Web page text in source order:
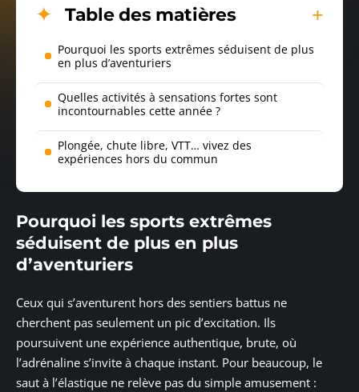
Table des matières
Pourquoi les sports extrêmes séduisent de plus
en plus d’aventuriers
Quelles activités à sensations fortes sont
incontournables cette année ?
Plongée, chute libre, VTT… vivez des
expériences hors du commun
Pourquoi les sports extrêmes
séduisent de plus en plus
d’aventuriers
Ceux qui s’aventurent hors des sentiers battus ne
cherchent pas seulement un pic d’excitation. Ils
poursuivent une expérience authentique, brute, où
l’adrénaline s’invite à chaque instant. Pour beaucoup, le
saut à l’élastique ne relève pas du simple amusement :